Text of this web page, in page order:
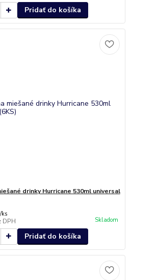
Pridať do košíka
drinky Hurricane 530ml universal
/ks
DPH Skladom
Pridať do košíka